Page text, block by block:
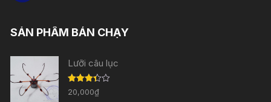
SẢN PHẨM BÁN CHẠY
Lưỡi câu lục
Được
xếp
20,000₫